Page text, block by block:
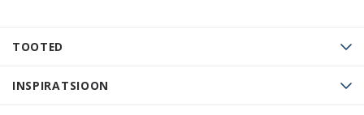
TOOTED
INSPIRATSIOON